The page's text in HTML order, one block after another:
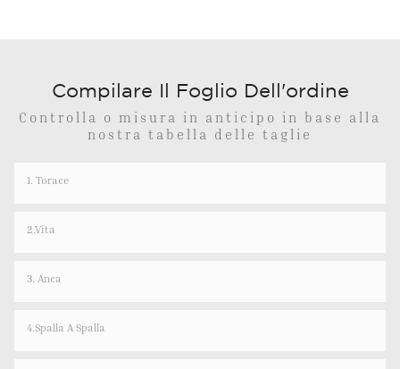
Compilare Il Foglio Dell'ordine
Controlla o misura in anticipo in base alla
nostra tabella delle taglie
1. Torace
2.Vita
3. Anca
4.spalla A Spalla